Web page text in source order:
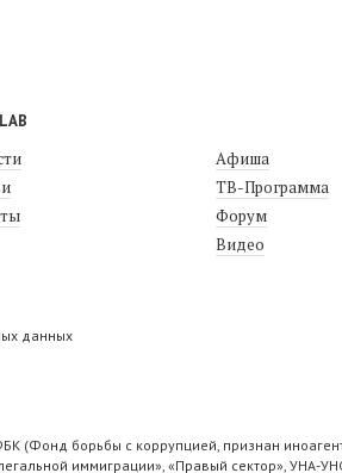
Афиша
ТВ-Программа
Форум
Видео
данных
(Фонд борьбы с коррупцией, признан
иммиграции», «Правый сектор», УНА-